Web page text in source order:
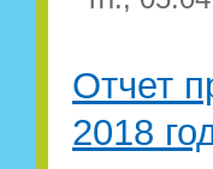
Отчет
2018